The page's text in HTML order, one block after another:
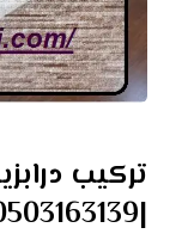
تركيب
|0503163139|